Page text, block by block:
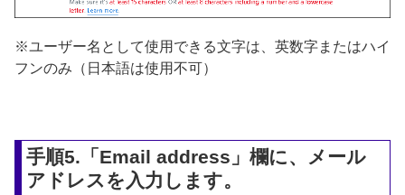
※ユーザー名として使用できる文字は、英数字またはハイ
フンのみ（日本語は使用不可）
手順5.「Email address」欄に、メール
アドレスを入力します。